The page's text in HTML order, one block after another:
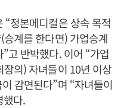
“정본메디컬은 상속 목적
계를 한다면) 가업승계
고 반박했다. 이어 “가업
의) 자녀들이 10년 이상
감면된다”며 “자녀들이
했다.